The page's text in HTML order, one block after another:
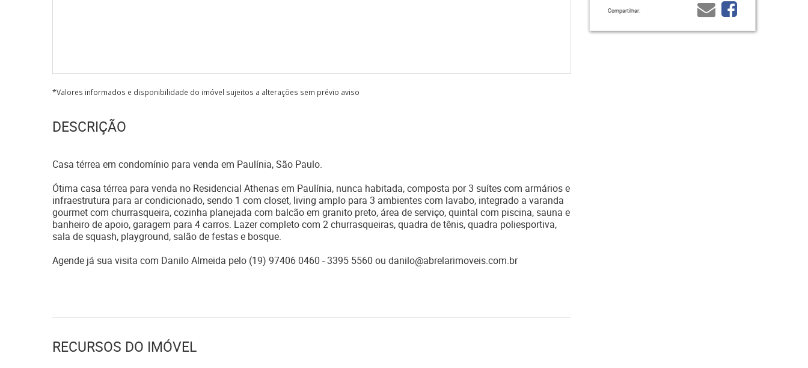
Compartilhar:
*Valores informados e disponibilidade do imóvel sujeitos a alterações sem prévio aviso
DESCRIÇÃO
Casa térrea em condomínio para venda em Paulínia, São Paulo.
Ótima casa térrea para venda no Residencial Athenas em Paulínia, nunca habitada, composta por 3 suítes com armários e
infraestrutura para ar condicionado, sendo 1 com closet, living amplo para 3 ambientes com lavabo, integrado a varanda
gourmet com churrasqueira, cozinha planejada com balcão em granito preto, área de serviço, quintal com piscina, sauna e
banheiro de apoio, garagem para 4 carros. Lazer completo com 2 churrasqueiras, quadra de tênis, quadra poliesportiva,
sala de squash, playground, salão de festas e bosque.
Agende já sua visita com Danilo Almeida pelo (19) 97406 0460 - 3395 5560 ou danilo@abrelarimoveis.com.br
RECURSOS DO IMÓVEL